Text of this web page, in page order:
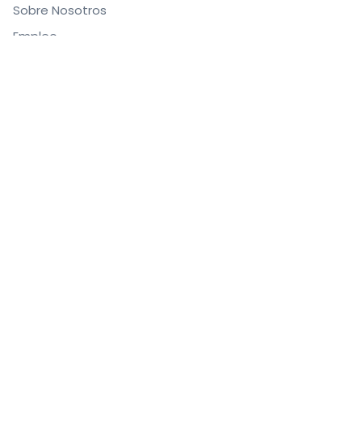
Sobre Nosotros
Empleo